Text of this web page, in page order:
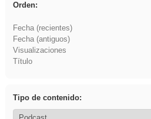
Orden:
Fecha (recientes)
Fecha (antiguos)
Visualizaciones
Título
Tipo de contenido: